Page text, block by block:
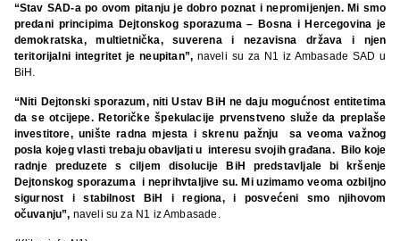
“Stav SAD-a po ovom pitanju je dobro poznat i nepromijenjen. Mi smo
predani principima Dejtonskog sporazuma – Bosna i Hercegovina je
demokratska, multietnička, suverena i nezavisna država i njen
teritorijalni integritet je neupitan”, naveli su za N1 iz Ambasade SAD u
BiH.
“Niti Dejtonski sporazum, niti Ustav BiH ne daju mogućnost entitetima
da se otcijepe. Retoričke špekulacije prvenstveno služe da preplaše
investitore, unište radna mjesta i skrenu pažnju sa veoma važnog
posla kojeg vlasti trebaju obavljati u interesu svojih građana. Bilo koje
radnje preduzete s ciljem disolucije BiH predstavljale bi kršenje
Dejtonskog sporazuma i neprihvtaljive su. Mi uzimamo veoma ozbiljno
sigurnost i stabilnost BiH i regiona, i posvećeni smo njihovom
očuvanju”, naveli su za N1 iz Ambasade.